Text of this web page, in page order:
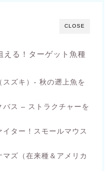
CLOSE
える！ターゲット魚種
スズキ）- 秋の遡上魚を
バス – ストラクチャーを
ター！スモールマウス
ズ（在来種＆アメリカ